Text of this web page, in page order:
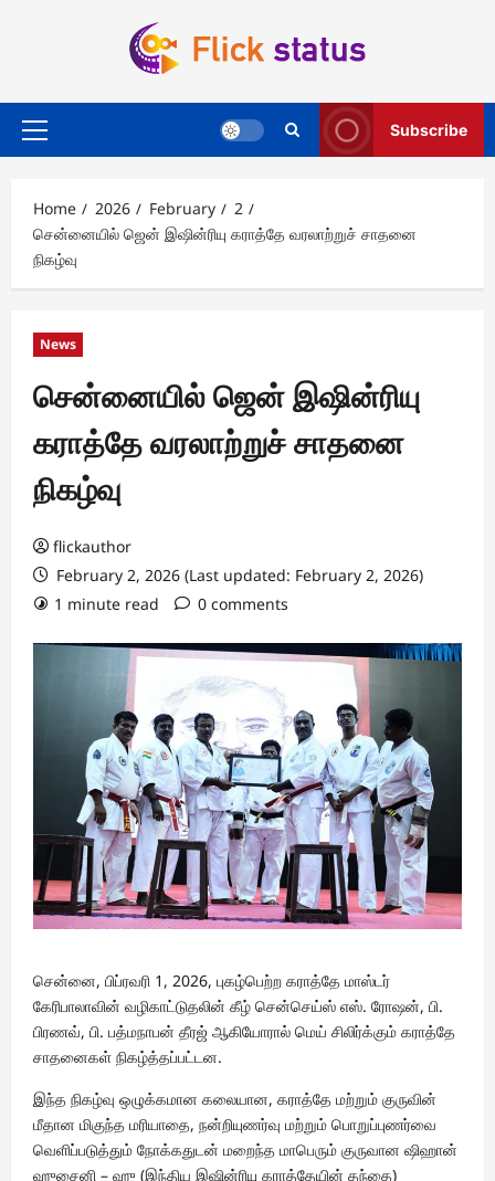
Primary
Subscribe
Home 2026 February
2
சென்னையில் ஜென் இஷின்ரியு கராத்தே வரலாற்றுச் சாதனை
நிகழ்வு
News
சென்னையில் ஜென் இஷின்ரியு
கராத்தே வரலாற்றுச் சாதனை
நிகழ்வு
flickauthor
February 2, 2026 (Last updated: February 2, 2026)
1 minute read
0 comments
சென்னை, பிப்ரவரி 1, 2026, புகழ்பெற்ற கராத்தே மாஸ்டர்
கேரிபாலாவின் வழிகாட்டுதலின் கீழ் சென்செய்ஸ் எஸ். ரோஷன், பி.
பிரணவ், பி. பத்மநாபன் தீரஜ் ஆகியோரால் மெய் சிலிர்க்கும் கராத்தே
சாதனைகள் நிகழ்த்தப்பட்டன.
இந்த நிகழ்வு ஒழுக்கமான கலையான, கராத்தே மற்றும் குருவின்
மீதான மிகுந்த மரியாதை, நன்றியுணர்வு மற்றும் பொறுப்புணர்வை
வெளிப்படுத்தும் நோக்கதுடன் மறைந்த மாபெரும் குருவான ஷிஹான்
ஹுசைனி – ஹு (இந்திய இஷின்ரியு கராத்தேயின் தந்தை)